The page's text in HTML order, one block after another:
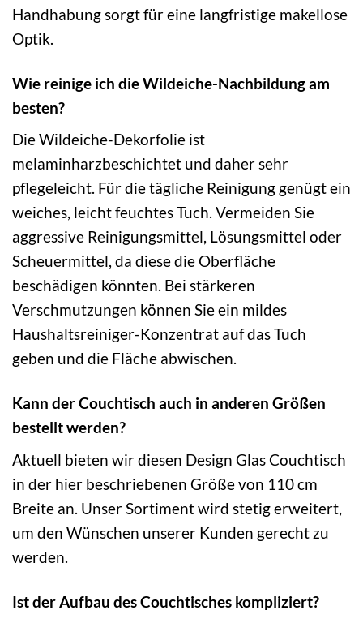
Handhabung sorgt für eine langfristige makellose
Optik.
Wie reinige ich die Wildeiche-Nachbildung am
besten?
Die Wildeiche-Dekorfolie ist
melaminharzbeschichtet und daher sehr
pflegeleicht. Für die tägliche Reinigung genügt ein
weiches, leicht feuchtes Tuch. Vermeiden Sie
aggressive Reinigungsmittel, Lösungsmittel oder
Scheuermittel, da diese die Oberfläche
beschädigen könnten. Bei stärkeren
Verschmutzungen können Sie ein mildes
Haushaltsreiniger-Konzentrat auf das Tuch
geben und die Fläche abwischen.
Kann der Couchtisch auch in anderen Größen
bestellt werden?
Aktuell bieten wir diesen Design Glas Couchtisch
in der hier beschriebenen Größe von 110 cm
Breite an. Unser Sortiment wird stetig erweitert,
um den Wünschen unserer Kunden gerecht zu
werden.
Ist der Aufbau des Couchtisches kompliziert?